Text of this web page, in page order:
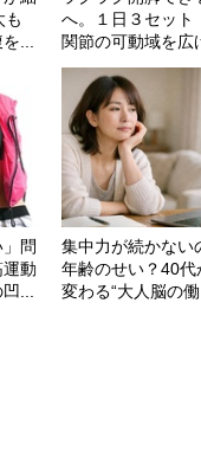
も
...
へ。１日３セット
関節の可動域を広
」問
動
...
集中力が続かない
年齢のせい？40代
変わる“大人脳の